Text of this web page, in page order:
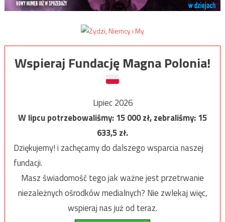
Wspieraj Fundację Magna Polonia!
Lipiec 2026
W lipcu potrzebowaliśmy:15 000zł, zebraliśmy:15
633,5zł.
Dziękujemy! i zachęcamy do dalszego wsparcia naszej
fundacji.
Masz świadomość tego jak ważne jest przetrwanie
niezależnych ośrodków medialnych? Nie zwlekaj więc,
wspieraj nas już od teraz.